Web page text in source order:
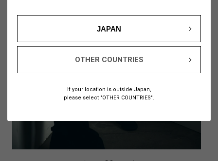
JAPAN
OTHER COUNTRIES
If your location is outside Japan,
please select "OTHER COUNTRIES".